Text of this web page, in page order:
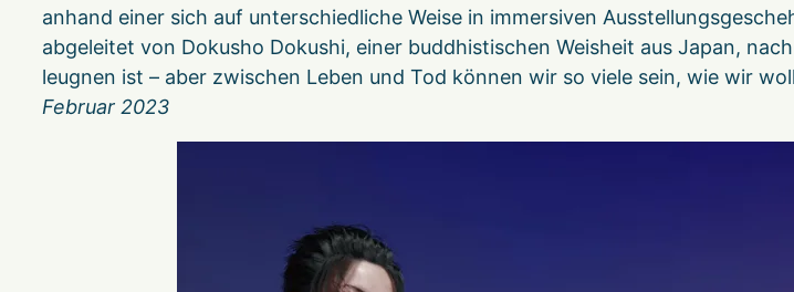
anhand einer sich auf unterschiedliche Weise in immersiven
abgeleitet von Dokusho Dokushi, einer buddhistischen Weisheit aus Japan,
leugnen ist – aber zwischen Leben und Tod können wir so viele sein, wie wir
Februar 2023